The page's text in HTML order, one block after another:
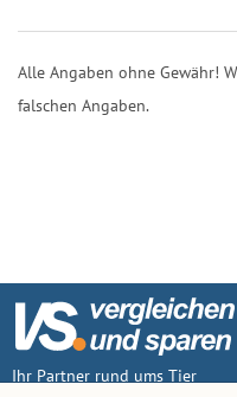
Alle Angaben ohne Gewähr!
falschen Angaben.
Ihr Partner rund ums Tier